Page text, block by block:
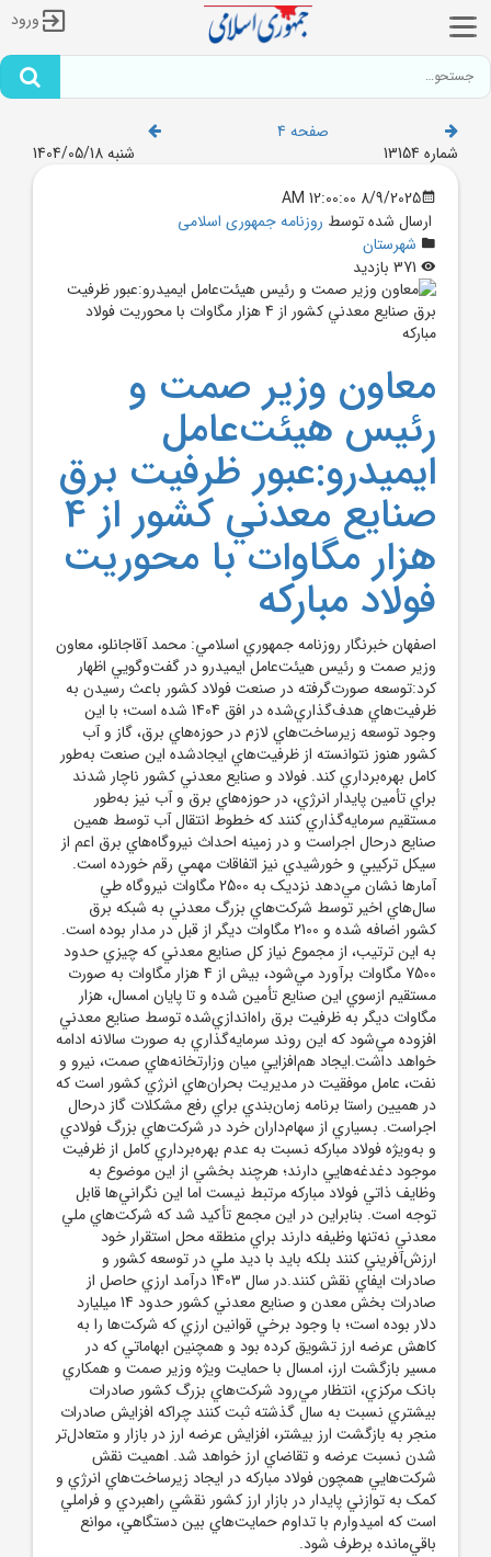
ورود
صفحه 4
شماره 13154
شنبه 1404/05/18
8/9/2025 12:00:00 AM
ارسال شده توسط روزنامه جمهوری اسلامی
شهرستان
معاون وزير صمت و
رئيس هيئت‌عامل
ايميدرو:عبور ظرفيت برق
صنايع معدني كشور از 4
هزار مگاوات با محوريت
فولاد مباركه
اصفهان خبرنگار روزنامه جمهوري اسلامي: محمد آقاجانلو، معاون
وزير صمت و رئيس هيئت‌عامل ايميدرو در گفت‌وگو‌يي اظهار
کرد:توسعه صورت‌گرفته در صنعت فولاد کشور باعث رسيدن به
ظرفيت‌هاي هدف‌گذاري‌شده در افق 1404 شده است؛ با اين
وجود توسعه زيرساخت‌هاي لازم در حوزه‌هاي برق، گاز و آب
کشور هنوز نتوانسته از ظرفيت‌هاي ايجادشده اين صنعت به‌طور
کامل بهره‌برداري کند. فولاد و صنايع معدني کشور ناچار شدند
براي تأمين پايدار انرژي، در حوزه‌هاي برق و آب نيز به‌طور
مستقيم سرمايه‌گذاري کنند که خطوط انتقال آب توسط همين
صنايع درحال اجراست و در زمينه احداث نيروگاه‌هاي برق اعم از
سيکل ترکيبي و خورشيدي نيز اتفاقات مهمي رقم خورده است.
آمارها نشان مي‌دهد نزديک به 2500 مگاوات نيروگاه طي
سال‌هاي اخير توسط شرکت‌هاي بزرگ معدني به شبکه برق
کشور اضافه شده و 2100 مگاوات ديگر از قبل در مدار بوده است.
به اين ترتيب، از مجموع نياز کل صنايع معدني که چيزي حدود
7500 مگاوات برآورد مي‌شود، بيش از 4 هزار مگاوات به صورت
مستقيم ازسوي اين صنايع تأمين شده و تا پايان امسال، هزار
مگاوات ديگر به ظرفيت برق راه‌اندازي‌شده توسط صنايع معدني
افزوده مي‌شود که اين روند سرمايه‌گذاري به صورت سالانه ادامه
خواهد داشت.ايجاد هم‌افزايي ميان وزارتخانه‌هاي صمت، نيرو و
نفت، عامل موفقيت در مديريت بحران‌هاي انرژي کشور است که
در هميين راستا برنامه زمان‌بندي براي رفع مشکلات گاز درحال
اجراست. بسياري از سهام‌داران خرد در شرکت‌هاي بزرگ فولادي
و به‌ويژه فولاد مبارکه نسبت به عدم بهره‌برداري کامل از ظرفيت
موجود دغدغه‌هايي دارند؛ هرچند بخشي از اين موضوع به
وظايف ذاتي فولاد مبارکه مرتبط نيست اما اين نگراني‌ها قابل
توجه است. بنابراين در اين مجمع تأکيد شد که شرکت‌هاي ملي
معدني نه‌تنها وظيفه دارند براي منطقه محل استقرار خود
ارزش‌آفريني کنند بلکه بايد با ديد ملي در توسعه کشور و
صادرات ايفاي نقش کنند.در سال 1403 درآمد ارزي حاصل از
صادرات بخش معدن و صنايع معدني کشور حدود 14 ميليارد
دلار بوده است؛ با وجود برخي قوانين ارزي که شرکت‌ها را به
کاهش عرضه ارز تشويق کرده بود و همچنين ابهاماتي که در
مسير بازگشت ارز، امسال با حمايت ويژه وزير صمت و همکاري
بانک مرکزي، انتظار مي‌رود شرکت‌هاي بزرگ کشور صادرات
بيشتري نسبت به سال گذشته ثبت کنند چراکه افزايش صادرات
منجر به بازگشت ارز بيشتر، افزايش عرضه ارز در بازار و متعادل‌تر
شدن نسبت عرضه و تقاضاي ارز خواهد شد. اهميت نقش
شرکت‌هايي همچون فولاد مبارکه در ايجاد زيرساخت‌هاي انرژي و
کمک به توازني پايدار در بازار ارز کشور نقشي راهبردي و فراملي
است که اميدوارم با تداوم حمايت‌هاي بين‌ دستگاهي، موانع
باقي‌مانده برطرف شود.